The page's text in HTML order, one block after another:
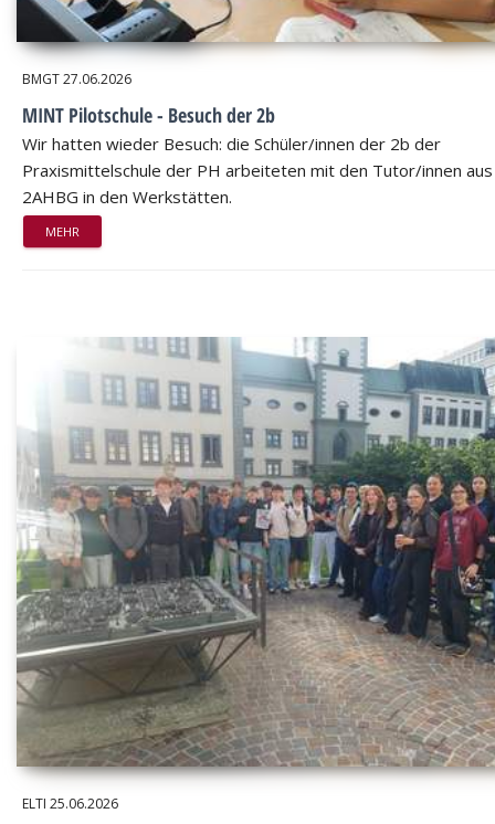
BMGT27.06.2026
MINT Pilotschule - Besuch der 2b
Wir hatten wieder Besuch: die Schüler/innen der 2b der
Praxismittelschule der PH arbeiteten mit den Tutor/innen
2AHBG in den Werkstätten.
MEHR
ELTI 25.06.2026